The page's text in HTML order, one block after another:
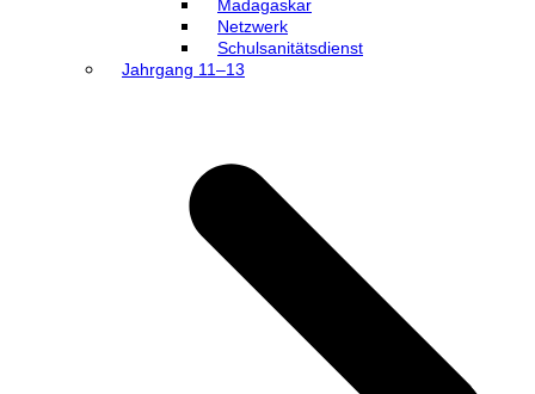
Madagaskar
Netzwerk
Schulsanitätsdienst
Jahrgang 11–13